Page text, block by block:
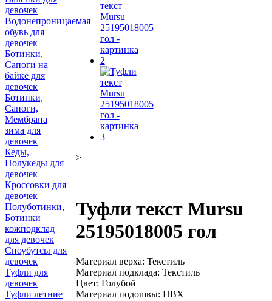
>
Туфли текст Mursu
25195018005 гол
Материал верха: Текстиль
Материал подклада: Текстиль
Цвет: Голубой
Материал подошвы: ПВХ
девочек
Водонепроницаемая
обувь для
девочек
Ботинки,
Сапоги на
байке для
девочек
Ботинки,
Сапоги,
Мембрана
зима для
девочек
Кеды,
Полукеды для
девочек
Кроссовки для
девочек
Полуботинки,
Ботинки
кожподклад
для девочек
Сноубутсы для
девочек
Туфли для
девочек
Туфли летние